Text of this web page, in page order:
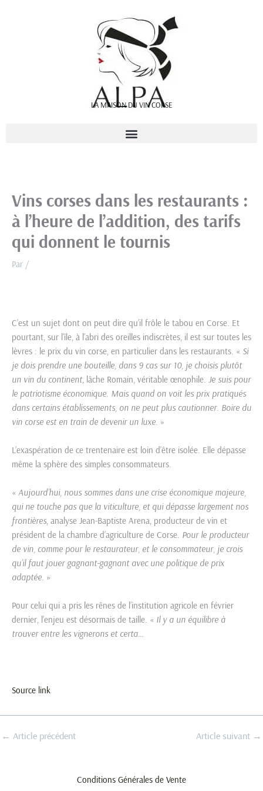
LA MAISON DU VIN CORSE
Vins corses dans les restaurants :
à l’heure de l’addition, des tarifs
qui donnent le tournis
Par /
C’est un sujet dont on peut dire qu’il frôle le tabou en Corse. Et
pourtant, sur l’île, à l’abri des oreilles indiscrètes, il est sur toutes les
lèvres : le prix du vin corse, en particulier dans les restaurants. « Si
je dois prendre une bouteille, dans 9 cas sur 10, je choisis plutôt
un vin du continent, lâche Romain, véritable œnophile. Je suis pour
le patriotisme économique. Mais quand on voit les prix pratiqués
dans certains établissements, on ne peut plus cautionner. Boire du
vin corse est en train de devenir un luxe. »
L’exaspération de ce trentenaire est loin d’être isolée. Elle dépasse
même la sphère des simples consommateurs.
« Aujourd’hui, nous sommes dans une crise économique majeure,
qui ne touche pas que la viticulture, et qui dépasse largement nos
frontières, analyse Jean-Baptiste Arena, producteur de vin et
président de la chambre d’agriculture de Corse. Pour le producteur
de vin, comme pour le restaurateur, et le consommateur, je crois
qu’il faut jouer gagnant-gagnant avec une politique de prix
adaptée. »
Pour celui qui a pris les rênes de l’institution agricole en février
dernier, l’enjeu est désormais de taille. « Il y a un équilibre à
trouver entre les vignerons et certa…
Source link
← Article précédent Article suivant →
Conditions Générales de Vente